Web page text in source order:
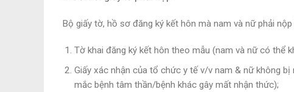
Bộ giấy tờ, hồ sơ đăng ký kết hôn mà nam và nữ phải
Tờ khai đăng ký kết hôn theo mẫu (nam và nữ có thể
Giấy xác nhận của tổ chức y tế v/v nam & nữ không
mắc bệnh tâm thần/bệnh khác gây mất nhận thức);